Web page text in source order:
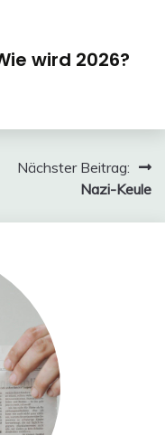
wird 2026?
Nächster Beitrag:
Nazi-Keule